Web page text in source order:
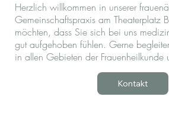
Herzlich willkommen in unserer
Gemeinschaftspraxis am
möchten, dass Sie sich bei uns
gut aufgehoben fühlen. Gerne
in allen Gebieten der Frauenheilkunde
Kontakt